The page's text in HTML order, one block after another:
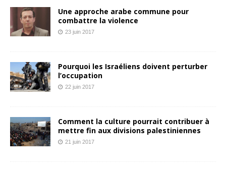
Une approche arabe commune pour
combattre la violence
23 juin 2017
Pourquoi les Israéliens doivent perturber
l’occupation
22 juin 2017
Comment la culture pourrait contribuer à
mettre fin aux divisions palestiniennes
21 juin 2017